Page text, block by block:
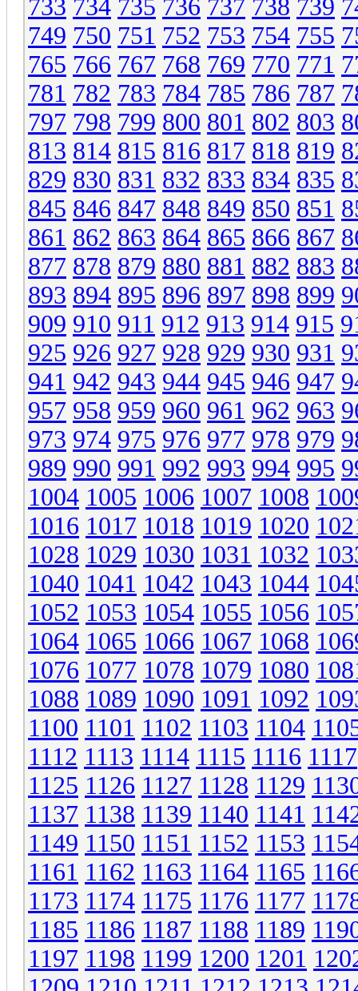
733 734 735 736 737 738 739
749 750 751 752 753 754 755
765 766 767 768 769 770 771
781 782 783 784 785 786 787
797 798 799 800 801 802 803
813 814 815 816 817 818 819
829 830 831 832 833 834 835
845 846 847 848 849 850 851
861 862 863 864 865 866 867
877 878 879 880 881 882 883
893 894 895 896 897 898 899
909 910 911 912 913 914 915
925 926 927 928 929 930 931
941 942 943 944 945 946 947
957 958 959 960 961 962 963
973 974 975 976 977 978 979
989 990 991 992 993 994 995
1004 1005 1006 1007 1008
1016 1017 1018 1019 1020
1028 1029 1030 1031 1032
1040 1041 1042 1043 1044
1052 1053 1054 1055 1056
1064 1065 1066 1067 1068
1076 1077 1078 1079 1080
1088 1089 1090 1091 1092
1100 1101 1102 1103 1104
1112 1113 1114 1115 1116 1117
1125 1126 1127 1128 1129
1137 1138 1139 1140 1141
1149 1150 1151 1152 1153
1161 1162 1163 1164 1165
1173 1174 1175 1176 1177
1185 1186 1187 1188 1189
1197 1198 1199 1200 1201